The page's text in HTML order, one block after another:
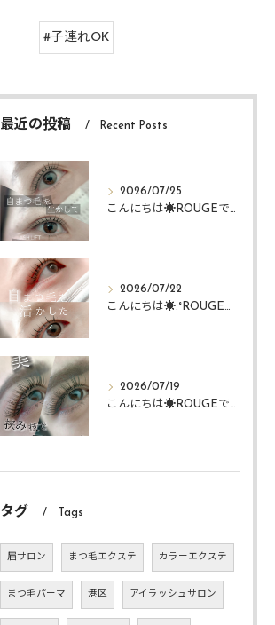
#子連れOK
最近の投稿 Recent Posts
2026/07/25
2026/07/22
2026/07/19
タグ Tags
眉サロン まつ毛エクステ カラーエクステ
まつ毛パーマ 港区 アイラッシュサロン